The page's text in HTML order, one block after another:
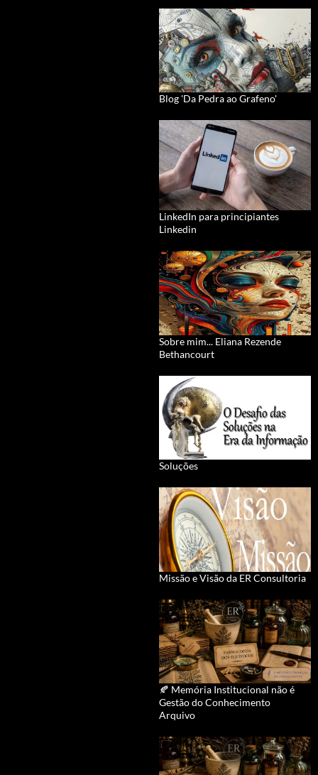
Blog 'Da Pedra ao Grafeno'
LinkedIn para principiantes
Linkedin
Sobre mim... Eliana Rezende
Bethancourt
Soluções
Missão e Visão da ER Consultoria
🍂 Memória Institucional não é
Gestão do Conhecimento
Arquivo